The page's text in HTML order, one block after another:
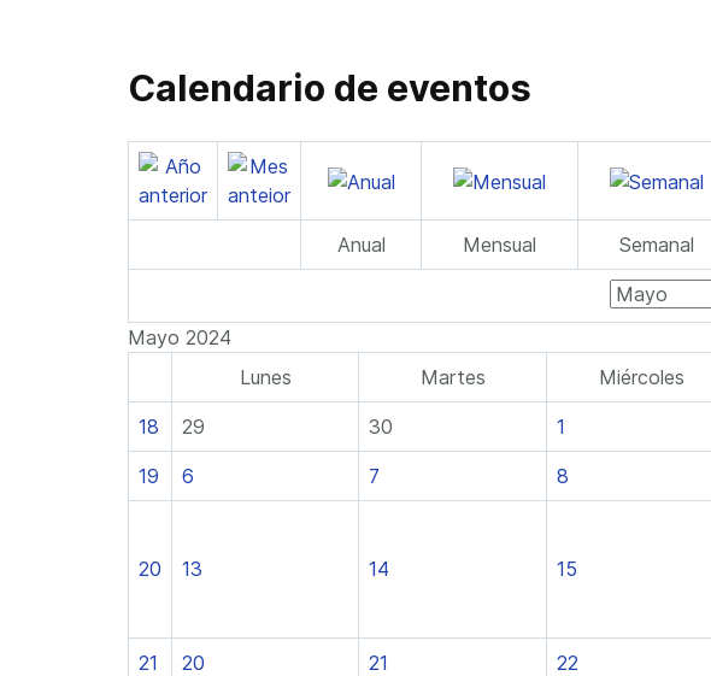
Calendario de eventos
Anual Mensual Semanal
Mayo 2024
Lunes
Martes Miércoles
18 29 30 1
19 6 7 8
20 13 14 15
21 20 21 22